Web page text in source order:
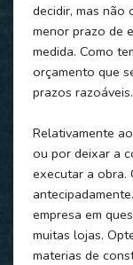
decidir, mas não
menor prazo de
medida. Como
orçamento que
prazos razoáveis.
Relativamente
ou por deixar a
executar a obra.
empresa em
muitas lojas.
materias de